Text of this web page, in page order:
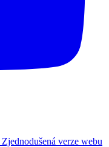
Zjednodušená verze webu